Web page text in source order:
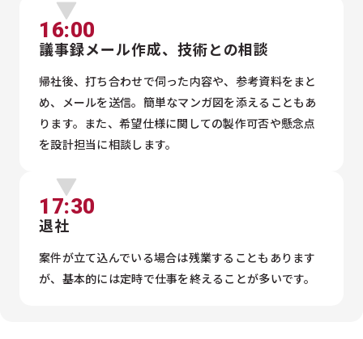
16:00
議事録メール作成、技術との相談
帰社後、打ち合わせで伺った内容や、参考資料をまと
め、メールを送信。簡単なマンガ図を添えることもあ
ります。また、希望仕様に関しての製作可否や懸念点
を設計担当に相談します。
17:30
退社
案件が立て込んでいる場合は残業することもあります
が、基本的には定時で仕事を終えることが多いです。